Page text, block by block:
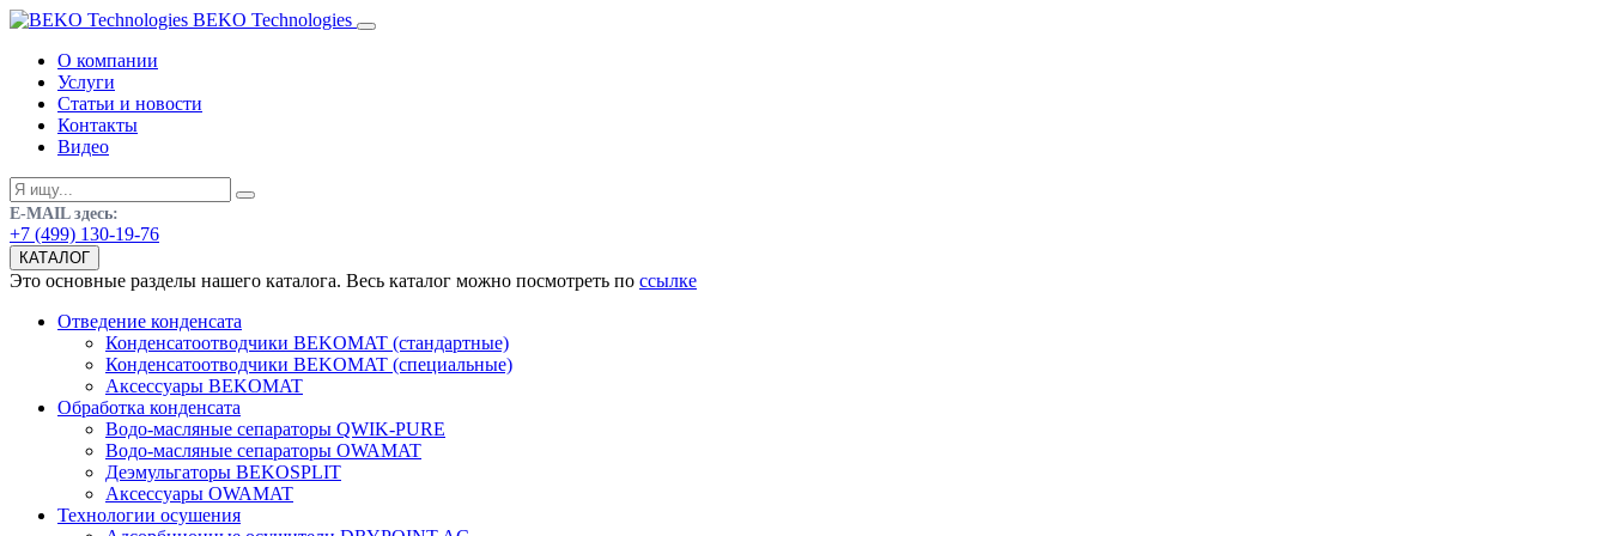
BEKO Technologies
О компании
Услуги
Статьи и новости
Контакты
Видео
E-MAIL здесь:
+7 (499) 130-19-76
КАТАЛОГ
Это основные разделы нашего каталога. Весь каталог можно посмотреть по ссылке
Отведение конденсата
Конденсатоотводчики BEKOMAT (стандартные)
Конденсатоотводчики BEKOMAT (специальные)
Аксессуары BEKOMAT
Обработка конденсата
Водо-масляные сепараторы QWIK-PURE
Водо-масляные сепараторы OWAMAT
Деэмульгаторы BEKOSPLIT
Аксессуары OWAMAT
Технологии осушения